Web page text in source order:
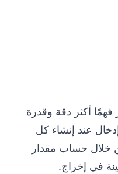
فهمًا أكثر دقة وقدرة
عند إنشاء كل
خلال حساب مقدار
في إخراج.